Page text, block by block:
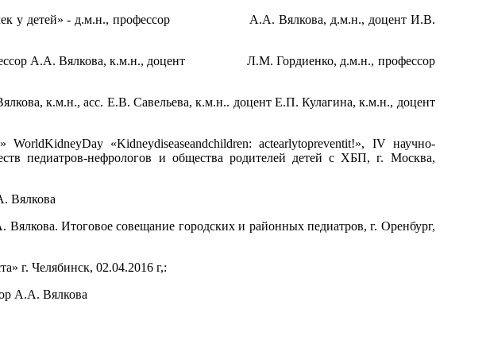
почек у детей» - д.м.н., профессор А.А. Вялкова, д.м.н., доцент И.В.
А.А. Вялкова, к.м.н., доцент Л.М. Гордиенко, д.м.н., профессор
к.м.н., асс. Е.В. Савельева, к.м.н.. доцент Е.П. Кулагина, к.м.н., доцент
«Kidneydiseaseandchildren: actearlytopreventit!», IV научно-
педиатров-нефрологов и общества родителей детей с ХБП, г. Москва,
Вялкова
Итоговое совещание городских и районных педиатров, г. Оренбург,
г. Челябинск, 02.04.2016 г,:
А.А. Вялкова